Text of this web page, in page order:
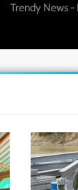
Trendy News -